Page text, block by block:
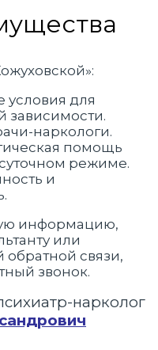
для
зависимости.
наркологи.
помощь
режиме.
и
информацию,
или
обратной связи,
звонок.
нарколог